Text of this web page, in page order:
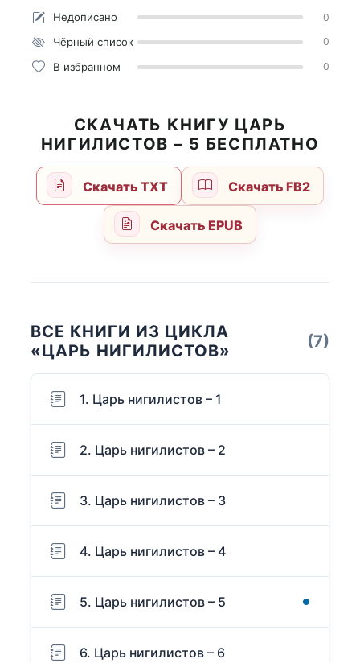
Недописано 0
Чёрный список 0
В избранном 0
СКАЧАТЬ КНИГУ ЦАРЬ
НИГИЛИСТОВ – 5 БЕСПЛАТНО
Скачать TXT Скачать FB2
Скачать EPUB
ВСЕ КНИГИ ИЗ ЦИКЛА
«ЦАРЬ НИГИЛИСТОВ»
(7)
1. Царь нигилистов – 1
2. Царь нигилистов – 2
3. Царь нигилистов – 3
4. Царь нигилистов – 4
5. Царь нигилистов – 5
6. Царь нигилистов – 6